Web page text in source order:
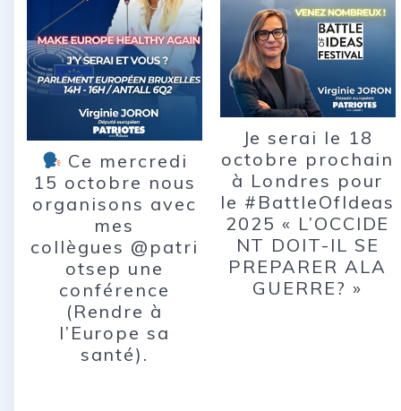
Ce mercredi
15 octobre nous
organisons avec
mes
collègues @patri
otsep une
conférence
(Rendre à
l’Europe sa
santé).
Je serai le 18
octobre prochain
à Londres pour
le #BattleOfIdeas
2025 « L’OCCIDE
NT DOIT-IL SE
PREPARER ALA
GUERRE? »